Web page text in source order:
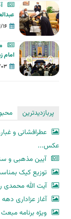
امام
پربازدیدترین
عطرافشانی و
عکس...
آیین مذهبی و
توزیع کیک
آیت الله
آغاز عزاداری
ویژه برنامه